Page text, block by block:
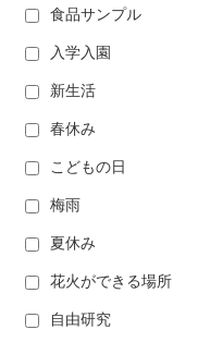
食品サンプル
入学入園
新生活
春休み
こどもの日
梅雨
夏休み
花火ができる場所
自由研究